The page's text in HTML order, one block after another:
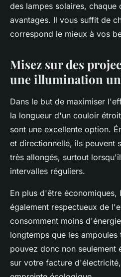
des lampes solaires, chaque
avantages. Il vous suffit de
correspond le mieux à vos
Misez sur des
une illumination
Dans le but de maximiser
la longueur d'un couloir
sont une excellente option.
et directionnelle, ils peuvent
très allongés, surtout
intervalles réguliers.
En plus d'être économiques,
également respectueux de
consomment moins
longtemps que les
pouvez donc non seulement
sur votre facture